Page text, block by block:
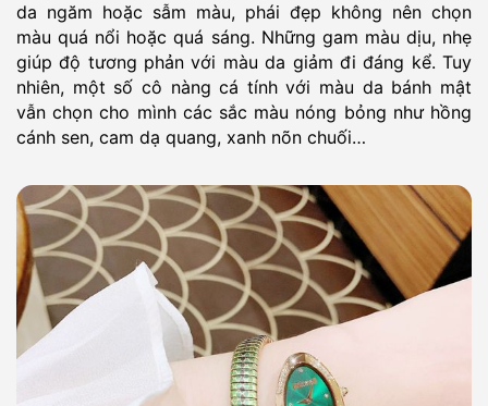
da ngăm hoặc sẫm màu, phái đẹp không nên chọn
màu quá nổi hoặc quá sáng. Những gam màu dịu, nhẹ
giúp độ tương phản với màu da giảm đi đáng kể. Tuy
nhiên, một số cô nàng cá tính với màu da bánh mật
vẫn chọn cho mình các sắc màu nóng bỏng như hồng
cánh sen, cam dạ quang, xanh nõn chuối…